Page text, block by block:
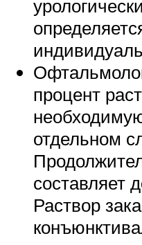
процент
отдельном
составляет
Раствор